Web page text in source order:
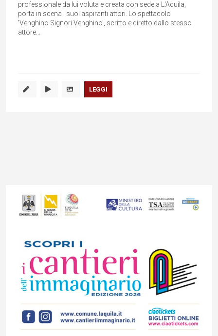
professionale da lui voluta e creata con sede a L'Aquila,
porta in scena i suoi aspiranti attori. Lo spettacolo
'Venghino Signori Venghino', scritto e diretto dallo stesso
attore...
LEGGI